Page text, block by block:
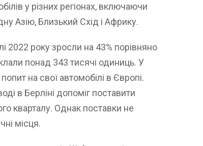
у різних регіонах, включаючи
Азію, Близький Схід і Африку.
2022 року зросли на 43% порівняно
понад 343 тисячі одиниць. У
на свої автомобілі в Європі.
в Берліні допоміг поставити
кварталу. Однак поставки не
місця.